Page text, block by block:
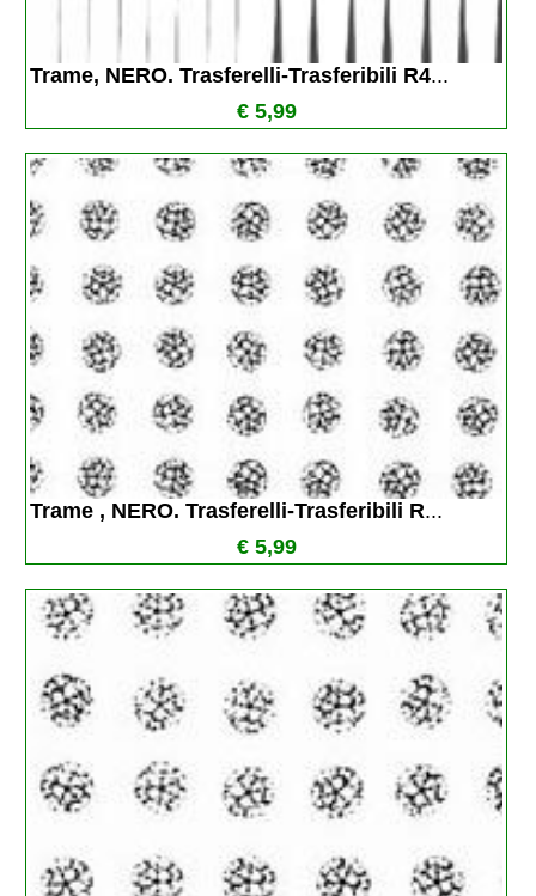
Trame, NERO. Trasferelli-Trasferibili R4...
€ 5,99
Trame , NERO. Trasferelli-Trasferibili R...
€ 5,99